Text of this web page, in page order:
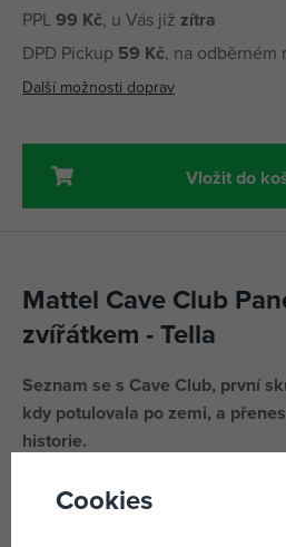
PPL99 Kč, u Vás již zítra
DPD Pickup 59 Kč, na odběrném
Další možnosti doprav
Vložit do
Mattel Cave Club
zvířátkem - Tella
Seznam se s Cave Club, první
kdy potulovala po zemi, a
historie.
Zažij nová dobrodružství s těmito
s divokými vlasy a jejich
Cookies